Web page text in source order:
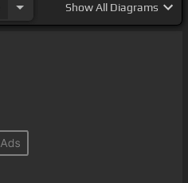
ShowAll Diagrams